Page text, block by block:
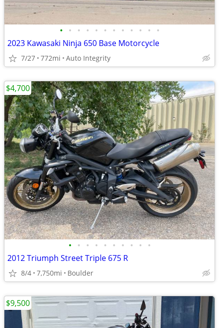
• • • • • • • • • • • •
2023 Kawasaki Ninja 650 Base Motorcycle
7/27 772mi Auto Integrity
• • • • • • • • • •
2012 Triumph Street Triple 675 R
8/4 7,750mi Boulder
$4,700
$9,500